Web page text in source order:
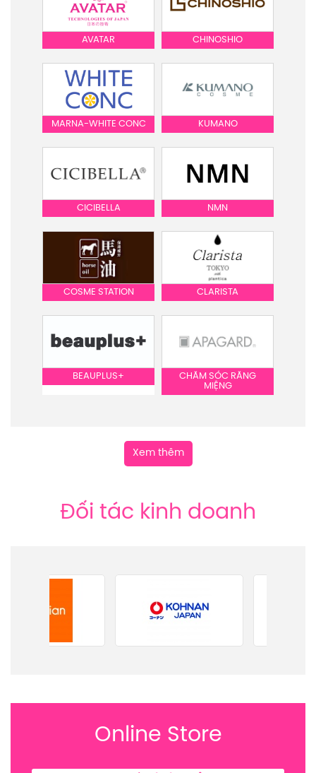
AVATAR CHINOSHIO
MARNA-WHITE CONC KUMANO
CICIBELLA NMN
COSME STATION CLARISTA
BEAUPLUS+
CHĂM SÓC RĂNG
MIỆNG
Xem thêm
Đối tác kinh doanh
Online Store